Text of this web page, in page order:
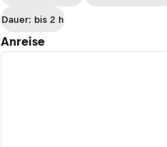
Dauer: bis 2 h
Anreise